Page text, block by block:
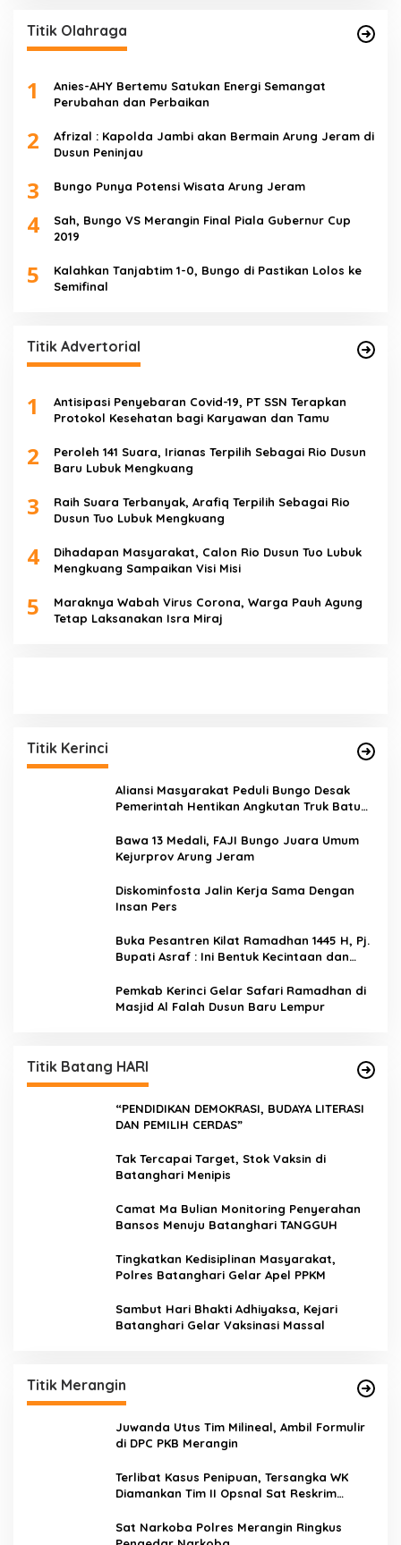
Titik Olahraga
1
Anies-AHY Bertemu Satukan Energi Semangat
Perubahan dan Perbaikan
2
Afrizal : Kapolda Jambi akan Bermain Arung Jeram di
Dusun Peninjau
3 Bungo Punya Potensi Wisata Arung Jeram
4
Sah, Bungo VS Merangin Final Piala Gubernur Cup
2019
5
Kalahkan Tanjabtim 1-0, Bungo di Pastikan Lolos ke
Semifinal
Titik Advertorial
1
Antisipasi Penyebaran Covid-19, PT SSN Terapkan
Protokol Kesehatan bagi Karyawan dan Tamu
2
Peroleh 141 Suara, Irianas Terpilih Sebagai Rio Dusun
Baru Lubuk Mengkuang
3
Raih Suara Terbanyak, Arafiq Terpilih Sebagai Rio
Dusun Tuo Lubuk Mengkuang
4
Dihadapan Masyarakat, Calon Rio Dusun Tuo Lubuk
Mengkuang Sampaikan Visi Misi
5
Maraknya Wabah Virus Corona, Warga Pauh Agung
Tetap Laksanakan Isra Miraj
Titik Kerinci
Aliansi Masyarakat Peduli Bungo Desak
Pemerintah Hentikan Angkutan Truk Batu
Bawa 13 Medali, FAJI Bungo Juara Umum
Kejurprov Arung Jeram
Diskominfosta Jalin Kerja Sama Dengan
Insan Pers
Buka Pesantren Kilat Ramadhan 1445 H, Pj.
Bupati Asraf : Ini Bentuk Kecintaan dan
Kerinci
Pemkab Kerinci Gelar Safari Ramadhan di
Masjid Al Falah Dusun Baru Lempur
Titik Batang HARI
“PENDIDIKAN DEMOKRASI, BUDAYA LITERASI
DAN PEMILIH CERDAS”
Tak Tercapai Target, Stok Vaksin di
Batanghari Menipis
Camat Ma Bulian Monitoring Penyerahan
Bansos Menuju Batanghari TANGGUH
Tingkatkan Kedisiplinan Masyarakat,
Polres Batanghari Gelar Apel PPKM
Sambut Hari Bhakti Adhiyaksa, Kejari
Batanghari Gelar Vaksinasi Massal
Titik Merangin
Juwanda Utus Tim Milineal, Ambil Formulir
di DPC PKB Merangin
Terlibat Kasus Penipuan, Tersangka WK
Diamankan Tim II Opsnal Sat Reskrim
Sat Narkoba Polres Merangin Ringkus